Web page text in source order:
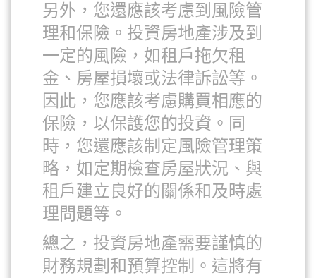
另外，您還應該考慮到風險管
理和保險。投資房地產涉及到
一定的風險，如租戶拖欠租
金、房屋損壞或法律訴訟等。
因此，您應該考慮購買相應的
保險，以保護您的投資。同
時，您還應該制定風險管理策
略，如定期檢查房屋狀況、與
租戶建立良好的關係和及時處
理問題等。
總之，投資房地產需要謹慎的
財務規劃和預算控制。這將有